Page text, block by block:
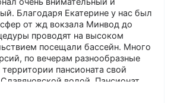
Благодаря Екатерине у нас был
от жд вокзала Минвод до
проводят на высоком
посещали бассейн. Много
по вечерам разнообразные
пансионата свой
водой. Пансионат
зоне с чистым воздухом.